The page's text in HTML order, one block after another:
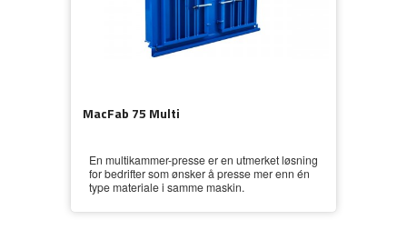
MacFab 75 Multi
En multikammer-presse er en utmerket løsning
for bedrifter som ønsker å presse mer enn én
type materiale i samme maskin.